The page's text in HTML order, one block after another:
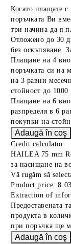
Когато плащате
поръчката Ви
три начина да я
Отложено до 30
без оскъпяване.
Плащане на 4
поръчката си на
на 3 равни
стойност до
Плащане на 6
разпределя в 6
покупки на
Credit calculator
HAILEA 75 mm
за насищане на
Vă rugăm să
Product price:
Extraction of
Предоставената
продукта в
при поръчка ще